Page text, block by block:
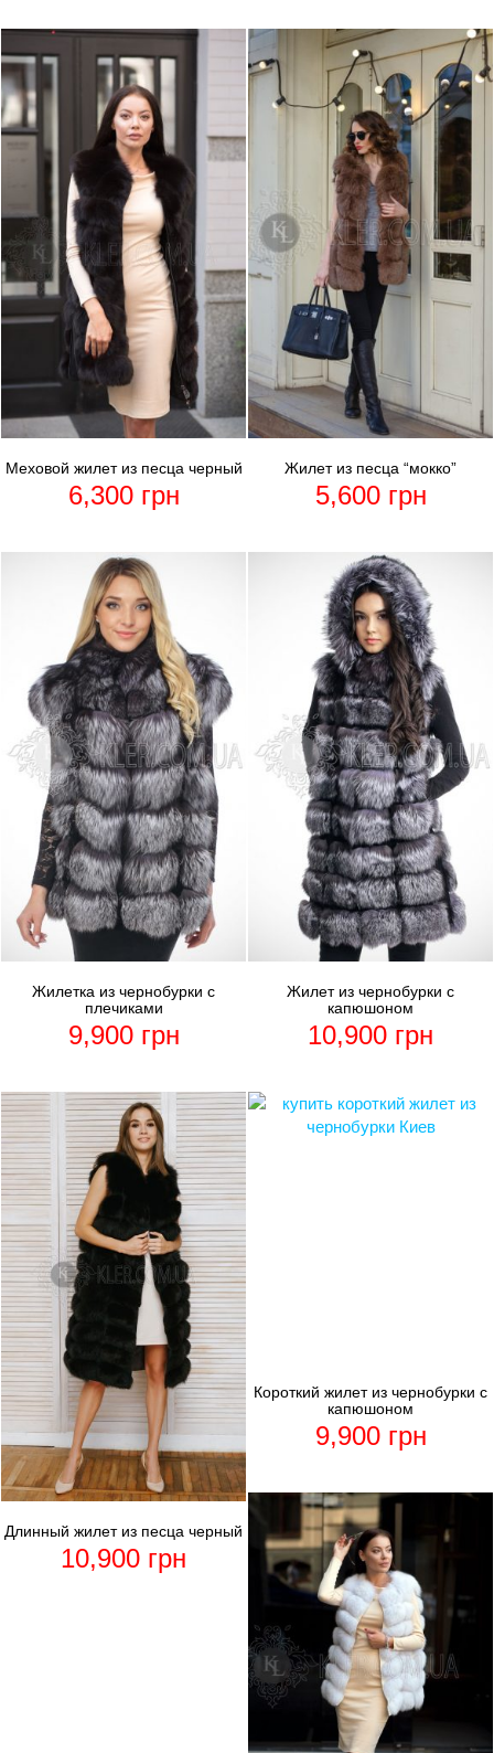
Жилет из песца “мокко”
5,600 грн
Меховой жилет из песца черный
6,300 грн
Жилет из чернобурки с
капюшоном
10,900 грн
Жилетка из чернобурки с
плечиками
9,900 грн
Короткий жилет из чернобурки с
капюшоном
9,900 грн
Длинный жилет из песца черный
10,900 грн